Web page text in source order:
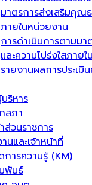
มาตรการส่งเสริมคุณธ
ภายในหน่วยงาน
การดำเนินการตามม
และความโปร่งใสภาย
รายงานผลการประเ
ริหาร
สภา
ส่วนราชการ
นและเจ้าหน้าที่
การความรู้ (KM)
พันธ์